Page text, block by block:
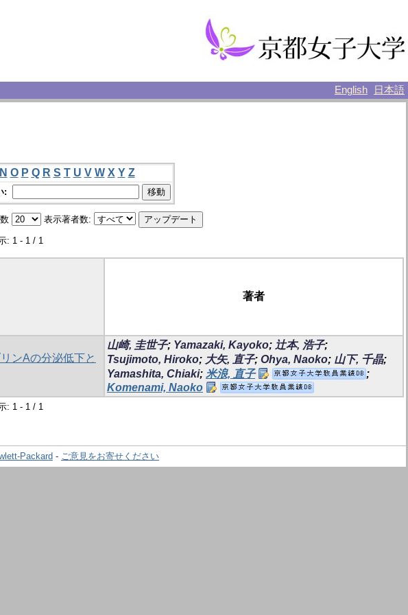
English 日本語
N O P Q R S T U V W X Y Z
:
表示著者数:
: 1 - 1 / 1
著者
ンAの分泌低下と
山崎, 圭世子; Yamazaki, Kayoko; 辻本, 浩子;
Tsujimoto, Hiroko; 大矢, 直子; Ohya, Naoko; 山下, 千晶;
Yamashita, Chiaki; 米浪, 直子
;
Komenami, Naoko
: 1 - 1 / 1
Packard - ご意見をお寄せください